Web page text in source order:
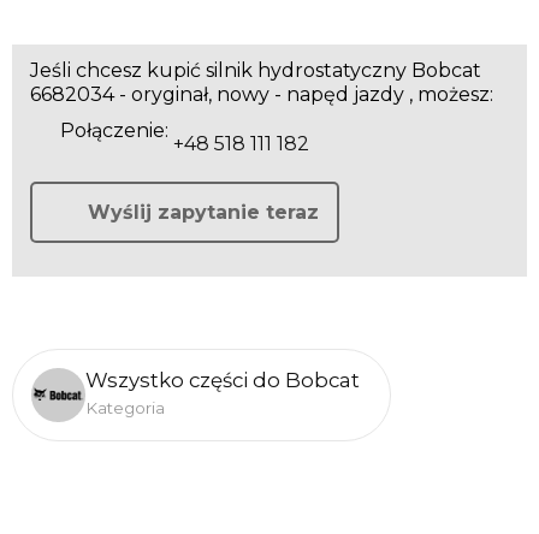
Jeśli chcesz kupić silnik hydrostatyczny Bobcat
6682034 - oryginał, nowy - napęd jazdy , możesz:
Połączenie:
+48 518 111 182
Wyślij zapytanie teraz
Wszystko części do Bobcat
Kategoria